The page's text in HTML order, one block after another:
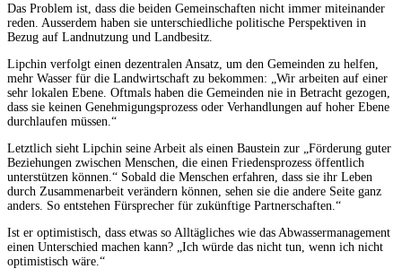
Das Problem ist, dass die beiden Gemeinschaften nicht immer miteinander
reden. Ausserdem haben sie unterschiedliche politische Perspektiven in
Bezug auf Landnutzung und Landbesitz.
Lipchin verfolgt einen dezentralen Ansatz, um den Gemeinden zu helfen,
mehr Wasser für die Landwirtschaft zu bekommen: „Wir arbeiten auf einer
sehr lokalen Ebene. Oftmals haben die Gemeinden nie in Betracht gezogen,
dass sie keinen Genehmigungsprozess oder Verhandlungen auf hoher Ebene
durchlaufen müssen.“
Letztlich sieht Lipchin seine Arbeit als einen Baustein zur „Förderung guter
Beziehungen zwischen Menschen, die einen Friedensprozess öffentlich
unterstützen können.“ Sobald die Menschen erfahren, dass sie ihr Leben
durch Zusammenarbeit verändern können, sehen sie die andere Seite ganz
anders. So entstehen Fürsprecher für zukünftige Partnerschaften.“
Ist er optimistisch, dass etwas so Alltägliches wie das Abwassermanagement
einen Unterschied machen kann? „Ich würde das nicht tun, wenn ich nicht
optimistisch wäre.“